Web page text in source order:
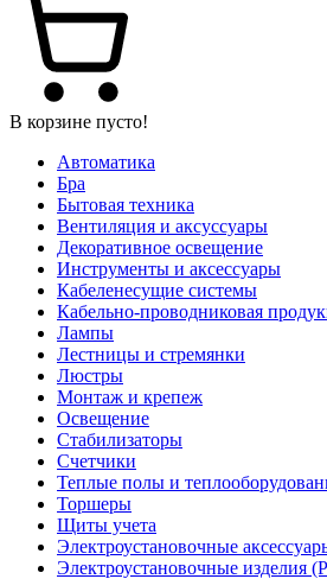
В корзине пусто!
Автоматика
Бра
Бытовая техника
Вентиляция и аксуссуары
Декоративное освещение
Инструменты и аксессуары
Кабеленесущие системы
Кабельно-проводниковая
Лампы
Лестницы и стремянки
Люстры
Монтаж и крепеж
Освещение
Стабилизаторы
Счетчики
Теплые полы и
Торшеры
Щиты учета
Электроустановочные
Электроустановочные изделия